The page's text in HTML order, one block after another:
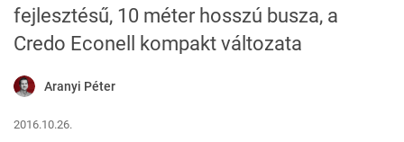
fejlesztésű, 10 méter hosszú busza, a
Credo Econell kompakt változata
Aranyi Péter
2016.10.26.